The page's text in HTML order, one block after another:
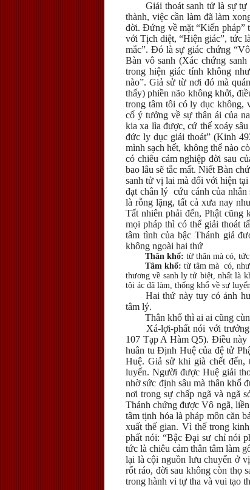
Giải thoát sanh tử là sự tự
thành, việc cần làm đã làm
đời. Đứng về mặt “Kiến pháp”
với Tịch diệt, “Hiện giác”, tức
mắc”. Đó là sự giác chứng
Bàn vô sanh (Xác chứng
trong hiện giác tính không
nào”. Giả sử từ nơi đó mà
thấy) phiền não không khởi,
trong tâm tôi có ly dục không,
cố ý tưởng về sự thân ái của
kia xa lìa được, cứ thế xoáy
đức ly dục giải thoát” (Kinh
mình sạch hết, không thể nào
có chiêu cảm nghiệp đời sau
bao lâu sẽ tắc mất. Niết Bàn
sanh tử vị lai mà đối với hiện
đạt chân lý cứu cánh của
là rỗng lặng, tất cả xưa nay
Tất nhiên phải đến, Phật
mọi pháp thì có thể giải thoát
tâm tình của bậc Thánh giả
không ngoài hai thứ
Thân khổ: từ thân mà có,
Tâm khổ: từ tâm mà có,
thương về sanh ly tử biệt, nhất là
tội ác đã làm, thống khổ về sự
Hai thứ này tuy có ảnh
tâm lý.
Thân khổ thì ai ai cũng
Xá-lợi-phất nói với
107 Tạp A Hàm Q5). Điều này
huân tu Định Huệ của đệ tử
Huệ. Giả sử khi già chết đến,
luyến. Người được Huệ giải
nhờ sức định sâu mà thân khổ
nơi trong sự chấp ngã và ngã
Thánh chứng được Vô ngã,
tâm tịnh hóa là pháp môn căn
xuất thế gian. Vì thế trong
phất nói: “Bậc Đại sư chỉ nói
tức là chiêu cảm thân tâm làm
lại là cội nguồn lưu chuyển ở
rốt ráo, đời sau không còn thọ
trong hành vi tự tha và vui tạo